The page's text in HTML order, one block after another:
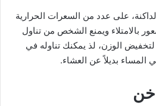
على عدد من السعرات الحرارية
بالامتلاء ويمنع الشخص من تناول
الوزن، لذ يمكنك تناوله في
المساء بديلاً عن العشاء.